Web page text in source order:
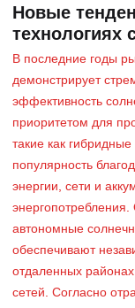
Новые
технологиях
В последние годы
демонстрирует
эффективность
приоритетом для
такие как
популярность
энергии, сети и
автономные
обеспечивают
отдаленных
сетей. Согласно